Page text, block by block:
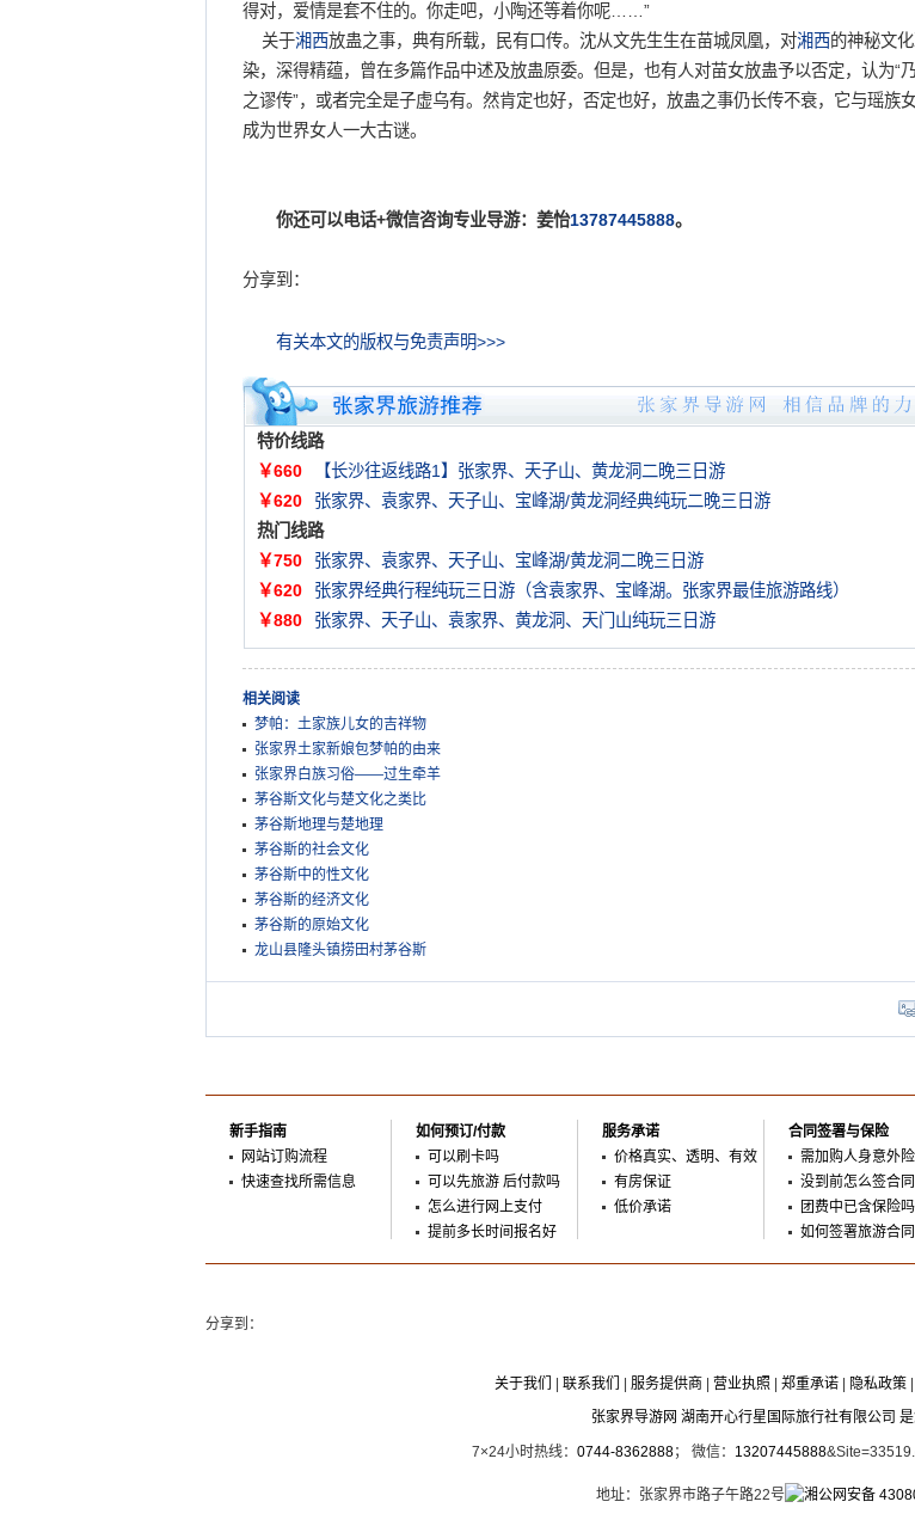
得对，爱情是套不住的。你走吧，小陶还等着你呢……”
关于湘西放蛊之事，典有所载，民有口传。沈从文先生生在苗城凤凰，对湘西的神秘文
染，深得精蕴，曾在多篇作品中述及放蛊原委。但是，也有人对苗女放蛊予以否定，认为“
之谬传”，或者完全是子虚乌有。然肯定也好，否定也好，放蛊之事仍长传不衰，它与瑶族
成为世界女人一大古谜。
你还可以电话+微信咨询专业导游：姜怡13787445888。
分享到：
有关本文的版权与免责声明>>>
特价线路
￥660
【长沙往返线路1】张家界、天子山、黄龙洞二晚三日游
￥620
张家界、袁家界、天子山、宝峰湖/黄龙洞经典纯玩二晚三日游
热门线路
￥750
张家界、袁家界、天子山、宝峰湖/黄龙洞二晚三日游
￥620
张家界经典行程纯玩三日游（含袁家界、宝峰湖。张家界最佳旅游路线）
￥880
张家界、天子山、袁家界、黄龙洞、天门山纯玩三日游
相关阅读
梦帕：土家族儿女的吉祥物
张家界土家新娘包梦帕的由来
张家界白族习俗——过生牵羊
茅谷斯文化与楚文化之类比
茅谷斯地理与楚地理
茅谷斯的社会文化
茅谷斯中的性文化
茅谷斯的经济文化
茅谷斯的原始文化
龙山县隆头镇捞田村茅谷斯
新手指南
网站订购流程
快速查找所需信息
如何预订/付款
可以刷卡吗
可以先旅游 后付款吗
怎么进行网上支付
提前多长时间报名好
服务承诺
价格真实、透明、有效
有房保证
低价承诺
合同签署与保险
需加购人身意外险
没到前怎么签合同
团费中已含保险吗
如何签署旅游合同
分享到：
关于我们 联系我们 服务提供商 营业执照 郑重承诺 隐私政策
张家界导游网 湖南开心行星国际旅行社有限公司 是
7×24小时热线： 0744-8362888； 微信： 13207445888
地址：张家界市路子午路22号 湘公网安备